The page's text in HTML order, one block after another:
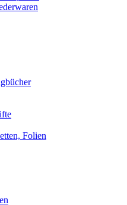
Folien